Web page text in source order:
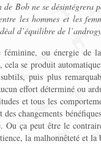
Bob ne se désintégrera
les hommes et les
d’équilibre de
féminine, ou énergie de
cela se produit
puis plus
effort déterminé ou
et tous les
changements
Ou ça peut être le
la malhonnêteté et la